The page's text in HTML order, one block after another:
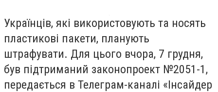
Українців, які використовують та носять
пластикові пакети, планують
штрафувати. Для цього вчора, 7 грудня,
був підтриманий законопроект №2051-1,
передається в Телеграм-каналі «Інсайдер